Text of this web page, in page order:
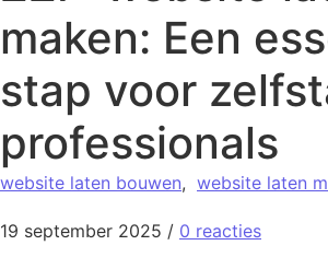
maken: Een
stap voor
professionals
website laten bouwen, website laten
19 september 2025 / 0 reacties